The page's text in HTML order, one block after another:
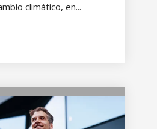
climático, en...